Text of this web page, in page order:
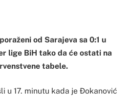
od Sarajeva sa 0:1 u
lige BiH tako da će ostati na
tabele.
u 17. minutu kada je Đokanović